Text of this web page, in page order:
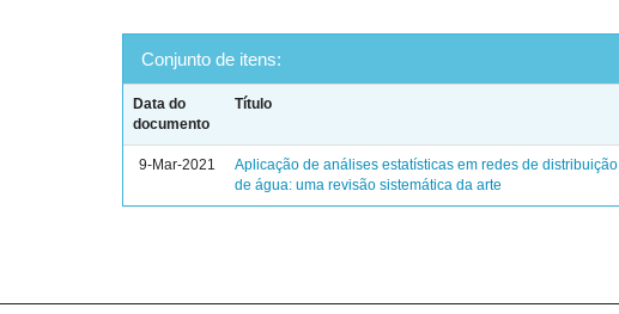
Conjunto de itens:
Data do
documento
Título
9-Mar-2021
Aplicação de análises estatísticas em redes de distribuição
de água: uma revisão sistemática da arte